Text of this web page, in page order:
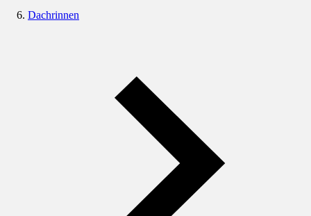
Dachrinnen